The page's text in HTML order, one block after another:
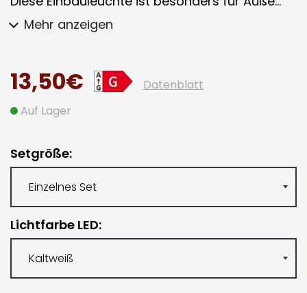
Mehr anzeigen
13,50€
Datenblatt
Auf Lager
Setgröße
Lichtfarbe LED